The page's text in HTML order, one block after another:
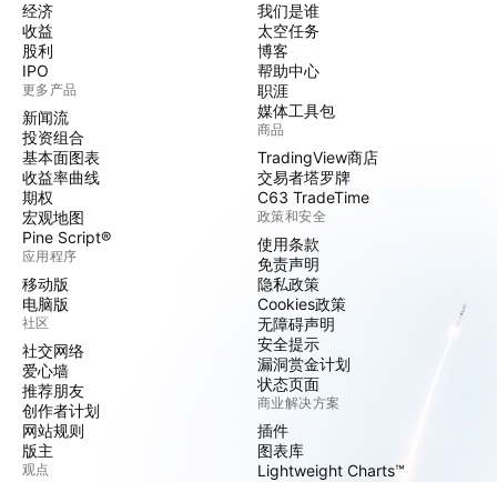
经济
收益
股利
IPO
更多产品
新闻流
投资组合
基本面图表
收益率曲线
期权
宏观地图
Pine Script®
应用程序
移动版
电脑版
社区
社交网络
爱心墙
推荐朋友
创作者计划
网站规则
版主
观点
我们是谁
太空任务
博客
帮助中心
职涯
媒体工具包
商品
TradingView商店
交易者塔罗牌
C63 TradeTime
政策和安全
使用条款
免责声明
隐私政策
Cookies政策
无障碍声明
安全提示
漏洞赏金计划
状态页面
商业解决方案
插件
图表库
Lightweight Charts™